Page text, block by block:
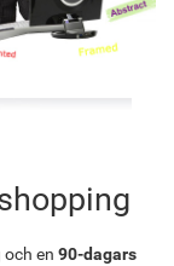
en 90-dagars